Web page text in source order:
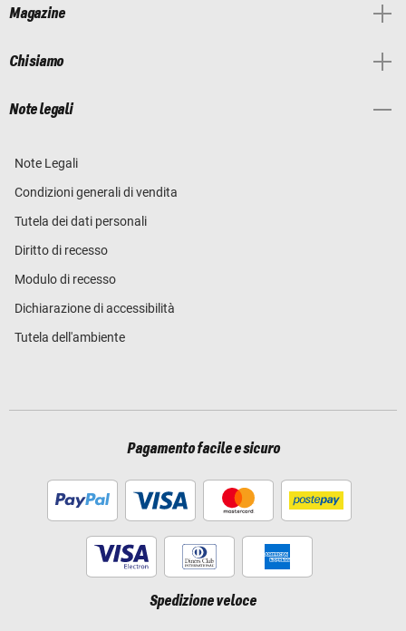
Magazine
Chi siamo
Note legali
Note Legali
Condizioni generali di vendita
Tutela dei dati personali
Diritto di recesso
Modulo di recesso
Dichiarazione di accessibilità
Tutela dell'ambiente
Pagamento facile e sicuro
Spedizione veloce